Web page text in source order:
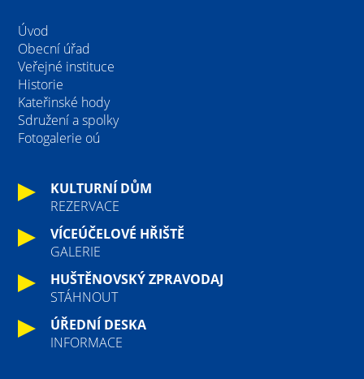
Úvod
Obecní úřad
Veřejné instituce
Historie
Kateřinské hody
Sdružení a spolky
Fotogalerie oú
KULTURNÍ DŮM
REZERVACE
VÍCEÚČELOVÉ HŘIŠTĚ
GALERIE
HUŠTĚNOVSKÝ ZPRAVODAJ
STÁHNOUT
ÚŘEDNÍ DESKA
INFORMACE